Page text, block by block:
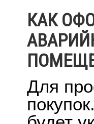
КАК
Для